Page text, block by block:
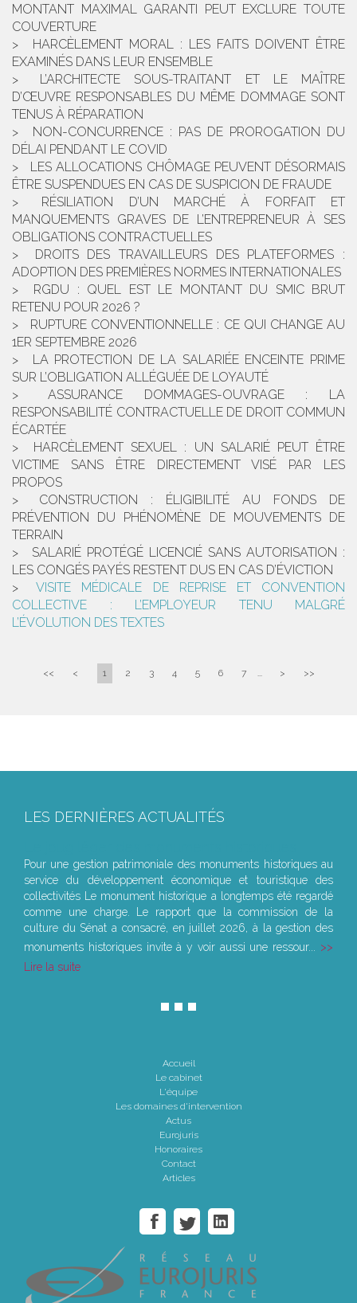
MONTANT MAXIMAL GARANTI PEUT EXCLURE TOUTE
COUVERTURE
HARCÈLEMENT MORAL : LES FAITS DOIVENT ÊTRE
EXAMINÉS DANS LEUR ENSEMBLE
L’ARCHITECTE SOUS-TRAITANT ET LE MAÎTRE
D’ŒUVRE RESPONSABLES DU MÊME DOMMAGE SONT
TENUS À RÉPARATION
NON-CONCURRENCE : PAS DE PROROGATION DU
DÉLAI PENDANT LE COVID
LES ALLOCATIONS CHÔMAGE PEUVENT DÉSORMAIS
ÊTRE SUSPENDUES EN CAS DE SUSPICION DE FRAUDE
RÉSILIATION D’UN MARCHÉ À FORFAIT ET
MANQUEMENTS GRAVES DE L’ENTREPRENEUR À SES
OBLIGATIONS CONTRACTUELLES
DROITS DES TRAVAILLEURS DES PLATEFORMES :
ADOPTION DES PREMIÈRES NORMES INTERNATIONALES
RGDU : QUEL EST LE MONTANT DU SMIC BRUT
RETENU POUR 2026 ?
RUPTURE CONVENTIONNELLE : CE QUI CHANGE AU
1ER SEPTEMBRE 2026
LA PROTECTION DE LA SALARIÉE ENCEINTE PRIME
SUR L’OBLIGATION ALLÉGUÉE DE LOYAUTÉ
ASSURANCE DOMMAGES-OUVRAGE : LA
RESPONSABILITÉ CONTRACTUELLE DE DROIT COMMUN
ÉCARTÉE
HARCÈLEMENT SEXUEL : UN SALARIÉ PEUT ÊTRE
VICTIME SANS ÊTRE DIRECTEMENT VISÉ PAR LES
PROPOS
CONSTRUCTION : ÉLIGIBILITÉ AU FONDS DE
PRÉVENTION DU PHÉNOMÈNE DE MOUVEMENTS DE
TERRAIN
SALARIÉ PROTÉGÉ LICENCIÉ SANS AUTORISATION :
LES CONGÉS PAYÉS RESTENT DUS EN CAS D’ÉVICTION
VISITE MÉDICALE DE REPRISE ET CONVENTION
COLLECTIVE : L’EMPLOYEUR TENU MALGRÉ
L’ÉVOLUTION DES TEXTES
<< < 1 2 3 4 5 6 7 ... > >>
LES DERNIÈRES ACTUALITÉS
Pour une gestion patrimoniale des monuments historiques au
service du développement économique et touristique des
collectivités Le monument historique a longtemps été regardé
comme une charge. Le rapport que la commission de la
culture du Sénat a consacré, en juillet 2026, à la gestion des
monuments historiques invite à y voir aussi une ressour...
Lire la suite
Accueil
Le cabinet
L'équipe
Les domaines d'intervention
Actus
Eurojuris
Honoraires
Contact
Articles